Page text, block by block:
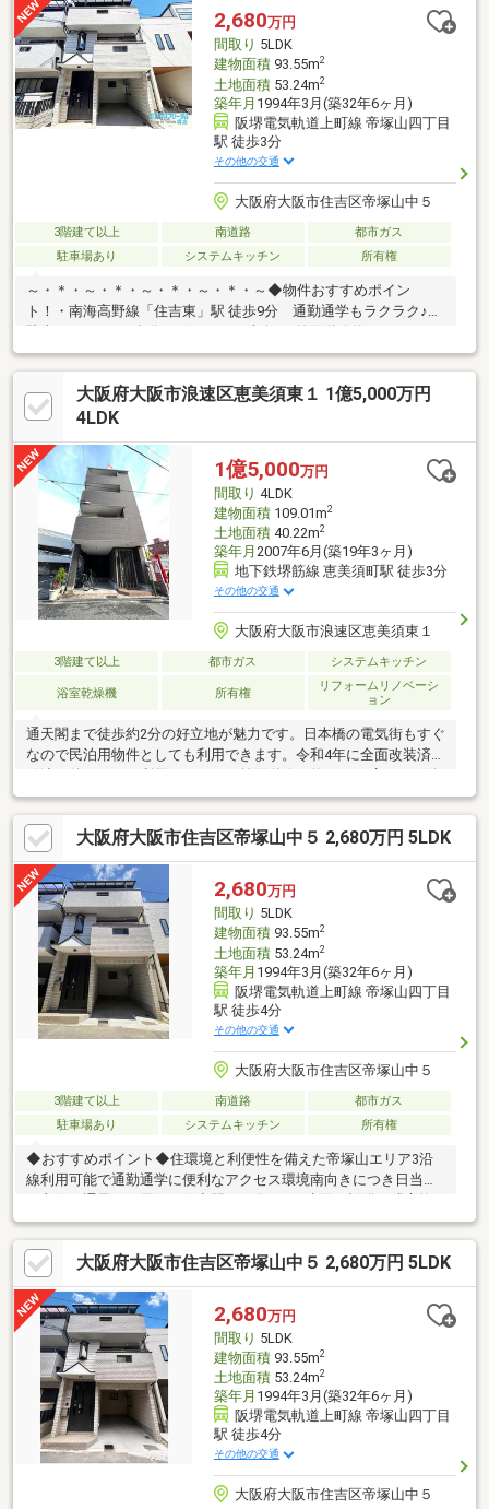
「しっかり交渉してほしい」「無駄を省きたい」等お気軽にご連
絡下さいませ。
2,680万円
間取り 5LDK
建物面積93.55m2
土地面積53.24m2
築年月 1994年3月(築32年6ヶ月)
阪堺電気軌道上町線 帝塚山四丁目
駅 徒歩3分
その他の交通
大阪府大阪市住吉区帝塚山中５
3階建て以上 南道路
都市ガス
駐車場あり
システムキッチン 所有権
～・＊・～・＊・～・＊・～・＊・～◆物件おすすめポイン
ト！・南海高野線「住吉東」駅 徒歩9分 通勤通学もラクラク♪・
りある部屋数の5LDK♪◆リフォーム箇所(2025年9月)・外壁塗装・
システムキッチン、トイレ新調・ユニットバス特殊塗装・クロス
全て貼替、フロアタイルCF貼替・給湯器新調など≪周辺環境≫・
住吉小学校…徒歩6分・住吉中学校…徒歩6分ハウスフリーダムは
OK！不動産購入や住宅ローンなどお気軽にご相談ください
大阪府大阪市浪速区恵美須東１ 1億5,000万円
4LDK
1億5,000万円
間取り 4LDK
建物面積109.01m2
土地面積40.22m2
築年月 2007年6月(築19年3ヶ月)
地下鉄堺筋線 恵美須町駅 徒歩3分
その他の交通
大阪府大阪市浪速区恵美須東１
3階建て以上 都市ガス システムキッチン
浴室乾燥機 所有権
リフォームリノベーシ
ョン
通天閣まで徒歩約2分の好立地が魅力です。日本橋の電気街もすぐ
なので民泊用物件としても利用できます。令和4年に全面改装済で
しいですね。
大阪府大阪市住吉区帝塚山中５ 2,680万円 5LDK
2,680万円
間取り 5LDK
建物面積93.55m2
土地面積53.24m2
築年月 1994年3月(築32年6ヶ月)
阪堺電気軌道上町線 帝塚山四丁目
駅 徒歩4分
その他の交通
大阪府大阪市住吉区帝塚山中５
3階建て以上 南道路
都市ガス
駐車場あり
システムキッチン 所有権
◆おすすめポイント◆住環境と利便性を備えた帝塚山エリア3沿
線利用可能で通勤通学に便利なアクセス環境南向きにつき日当た
と外壁塗装を実施ゆとりのある5LDKに車庫スペースを完備スーパ
ーや医療施設、公園も徒歩圏内に揃う安心の環境◆周辺環境◆住
吉小学校 徒歩３分住吉中学校 徒歩８分■支払い例■２，６８０
万円 お借入れの場合返済年数５０年 実行金利０．８９％
月々返済額：５５，３５５円ご検討の参考にしてください♪
大阪府大阪市住吉区帝塚山中５ 2,680万円 5LDK
2,680万円
間取り 5LDK
建物面積93.55m2
土地面積53.24m2
築年月 1994年3月(築32年6ヶ月)
阪堺電気軌道上町線 帝塚山四丁目
駅 徒歩4分
その他の交通
大阪府大阪市住吉区帝塚山中５